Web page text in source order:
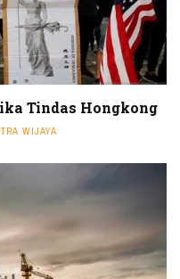
Tindas Hongkong
WIJAYA